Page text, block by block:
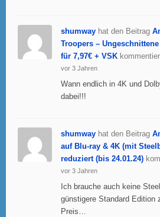
shumway hat den Beitrag
Troopers –
für 7,97€ + VSK
vor 3 Jahren
Wann endlich in 4K und
dabei!!!
shumway hat den Beitrag
auf Blu-ray & 4K (mit
reduziert (bis 24.01.24)
vor 3 Jahren
Ich brauche auch keine
günstigere Standard Edition
Preis…